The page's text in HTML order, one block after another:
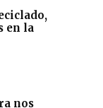
en la
nos